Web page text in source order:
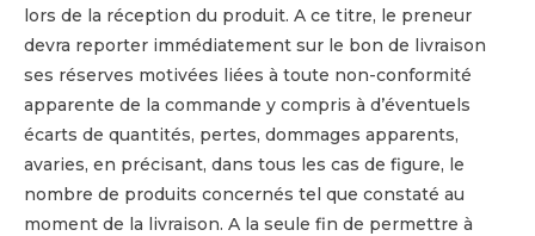
lors de la réception du produit. A ce titre, le preneur
devra reporter immédiatement sur le bon de livraison
ses réserves motivées liées à toute non-conformité
apparente de la commande y compris à d’éventuels
écarts de quantités, pertes, dommages apparents,
avaries, en précisant, dans tous les cas de figure, le
nombre de produits concernés tel que constaté au
moment de la livraison. A la seule fin de permettre à